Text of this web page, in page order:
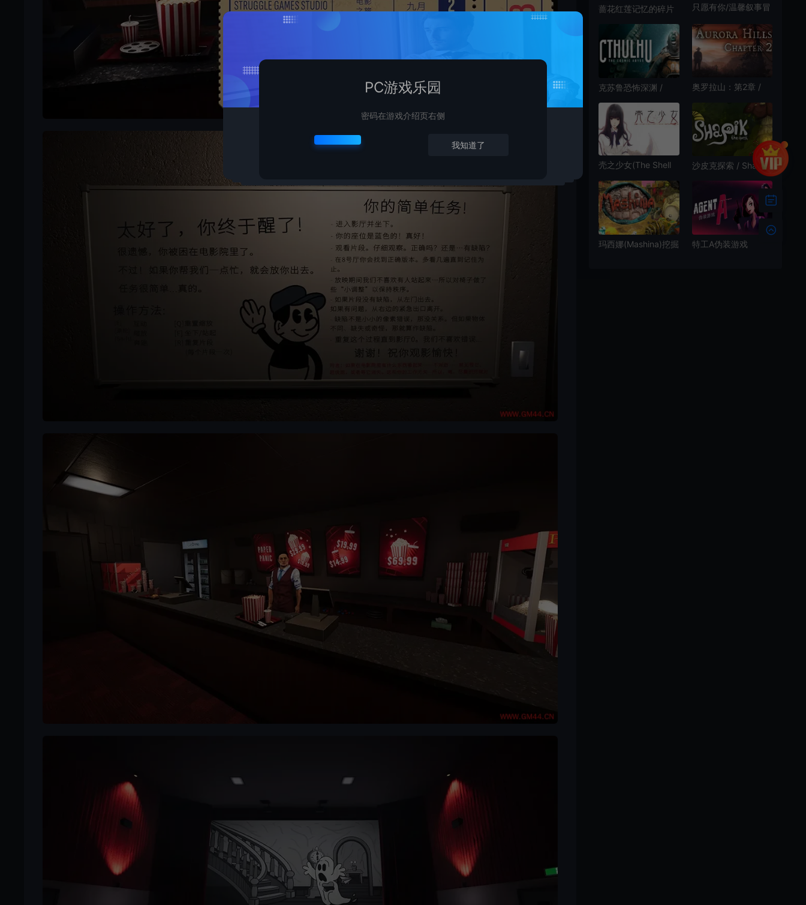
蔷花红莲记忆的碎片
Petals of Memories)
简中|PC|点击式冒险
解谜游戏
只愿有你/温馨叙事冒
You’re Here 下载
克苏鲁恐怖深渊 /
Abyss 冒险惊悚游戏
奥罗拉山：第2章 /
2 点击解谜冒险游戏
壳之少女(The Shell
冒险游戏|下载
沙皮克探索 / Shapik
The Quest 魔法森林
玛西娜(Mashina)挖掘
特工A伪装游戏
PC游戏乐园
密码在游戏介绍页右侧
我知道了